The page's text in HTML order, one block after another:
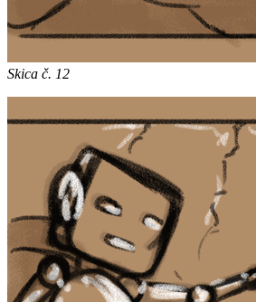
Skica č. 12